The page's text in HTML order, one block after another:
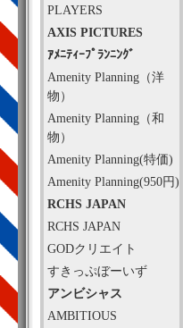
PLAYERS
AXIS PICTURES
ｱﾒﾆﾃｨｰﾌﾟﾗﾝﾆﾝｸﾞ
Amenity Planning（洋
物）
Amenity Planning（和
物）
Amenity Planning(特価)
Amenity Planning(950円)
RCHS JAPAN
RCHS JAPAN
GODクリエイト
すきっぷぼーいず
アンビシャス
AMBITIOUS